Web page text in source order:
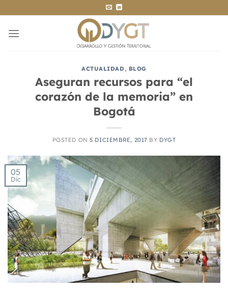
al
contenido
ACTUALIDAD, BLOG
Aseguran recursos para “el
corazón de la memoria” en
Bogotá
POSTED ON5 DICIEMBRE, 2017 BY DYGT
05
Dic